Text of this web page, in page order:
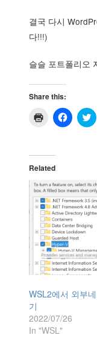
결국 다시
다!!!)
슬슬 포트폴리오
Share this:
t
p
i
n
t
(
O
p
e
n
s
i
n
n
w
w
d
o
w
C
l
a
r
e
o
n
F
a
c
e
b
o
o
O
n
C
l
a
r
e
o
n
T
t
t
e
r
O
p
Related
WSL2에서 외부
기
2022/07/26
In "WSL"